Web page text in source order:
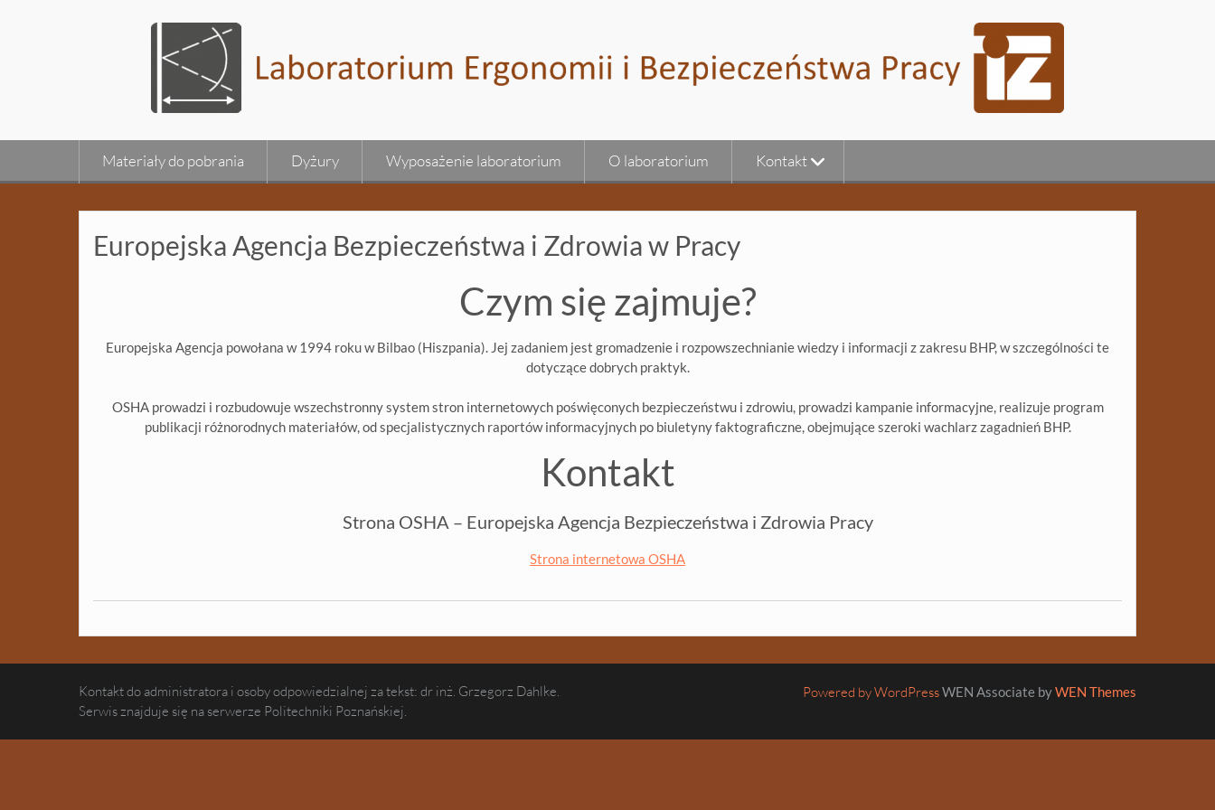
Materiały do pobrania Dyżury Wyposażenie laboratorium O laboratorium Kontakt
Europejska Agencja Bezpieczeństwa i Zdrowia w Pracy
Czym się zajmuje?
Europejska Agencja powołana w 1994 roku w Bilbao (Hiszpania). Jej zadaniem jest gromadzenie i rozpowszechnianie wiedzy i informacji z zakresu BHP, w szczególności te
dotyczące dobrych praktyk.
OSHA prowadzi i rozbudowuje wszechstronny system stron internetowych poświęconych bezpieczeństwu i zdrowiu, prowadzi kampanie informacyjne, realizuje program
publikacji różnorodnych materiałów, od specjalistycznych raportów informacyjnych po biuletyny faktograficzne, obejmujące szeroki wachlarz zagadnień BHP.
Kontakt
Strona OSHA – Europejska Agencja Bezpieczeństwa i Zdrowia Pracy
Strona internetowa OSHA
Kontakt do administratora i osoby odpowiedzialnej za tekst: dr inż. Grzegorz Dahlke.
Serwis znajduje się na serwerze Politechniki Poznańskiej.
Powered by WordPressWEN Associate byWEN Themes